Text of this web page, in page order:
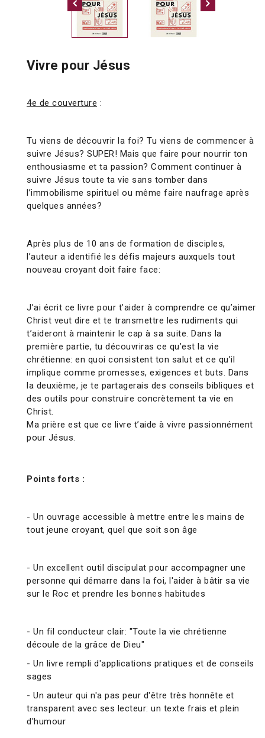
Vivre pour Jésus
4e de couverture :
Tu viens de découvrir la foi? Tu viens de commencer à
suivre Jésus? SUPER! Mais que faire pour nourrir ton
enthousiasme et ta passion? Comment continuer à
suivre Jésus toute ta vie sans tomber dans
l’immobilisme spirituel ou même faire naufrage après
quelques années?
Après plus de 10 ans de formation de disciples,
l’auteur a identifié les défis majeurs auxquels tout
nouveau croyant doit faire face:
J’ai écrit ce livre pour t’aider à comprendre ce qu’aimer
Christ veut dire et te transmettre les rudiments qui
t’aideront à maintenir le cap à sa suite. Dans la
première partie, tu découvriras ce qu’est la vie
chrétienne: en quoi consistent ton salut et ce qu’il
implique comme promesses, exigences et buts. Dans
la deuxième, je te partagerais des conseils bibliques et
des outils pour construire concrètement ta vie en
Christ.
Ma prière est que ce livre t’aide à vivre passionnément
pour Jésus.
Points forts :
- Un ouvrage accessible à mettre entre les mains de
tout jeune croyant, quel que soit son âge
- Un excellent outil discipulat pour accompagner une
personne qui démarre dans la foi, l'aider à bâtir sa vie
sur le Roc et prendre les bonnes habitudes
- Un fil conducteur clair: "Toute la vie chrétienne
découle de la grâce de Dieu"
- Un livre rempli d'applications pratiques et de conseils
sages
- Un auteur qui n'a pas peur d'être très honnête et
transparent avec ses lecteur: un texte frais et plein
d'humour